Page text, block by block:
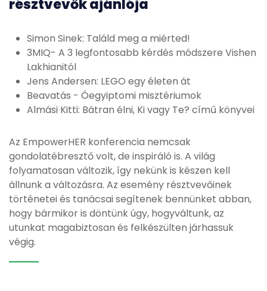
résztvevők ajánlója
Simon Sinek: Találd meg a miérted!
3MIQ- A 3 legfontosabb kérdés módszere Vishen
Lakhianitól
Jens Andersen: LEGO egy életen át
Beavatás - Óegyiptomi misztériumok
Almási Kitti: Bátran élni, Ki vagy Te? című könyvei
Az EmpowerHER konferencia nemcsak
gondolatébresztő volt, de inspiráló is. A világ
folyamatosan változik, így nekünk is készen kell
állnunk a változásra. Az esemény résztvevőinek
történetei és tanácsai segítenek bennünket abban,
hogy bármikor is döntünk úgy, hogyváltunk, az
utunkat magabiztosan és felkészülten járhassuk
végig.